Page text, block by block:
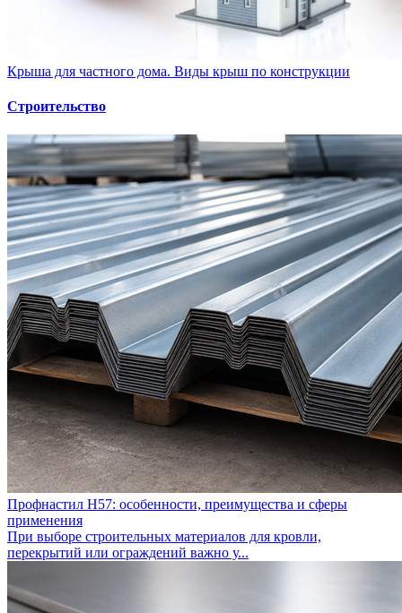
Крыша для частного дома. Виды крыш по конструкции
Строительство
Профнастил Н57: особенности, преимущества и сферы
применения
При выборе строительных материалов для кровли,
перекрытий или ограждений важно у...